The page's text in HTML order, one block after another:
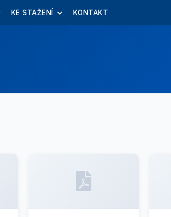
KE STAŽENÍ KONTAKT